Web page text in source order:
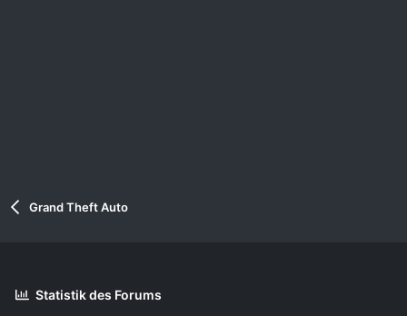
Grand Theft Auto
Statistik des Forums